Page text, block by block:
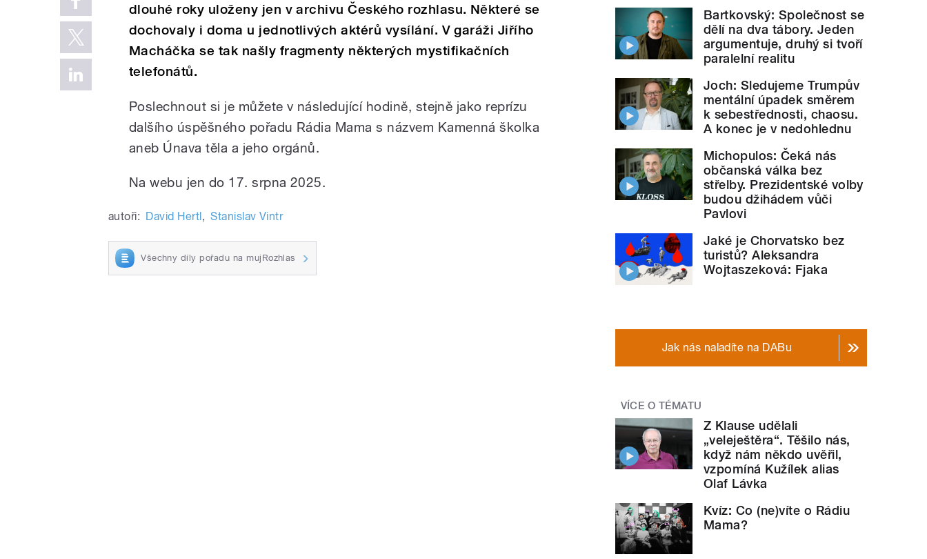
dlouhé roky uloženy jen v archivu Českého rozhlasu. Některé se
dochovaly i doma u jednotlivých aktérů vysílání. V garáži Jiřího
Macháčka se tak našly fragmenty některých mystifikačních
telefonátů.
Poslechnout si je můžete v následující hodině, stejně jako reprízu
dalšího úspěšného pořadu Rádia Mama s názvem Kamenná školka
aneb Únava těla a jeho orgánů.
Na webu jen do 17. srpna 2025.
autoři: David Hertl, Stanislav Vintr
Všechny díly pořadu na mujRozhlas
Bartkovský: Společnost se
dělí na dva tábory. Jeden
argumentuje, druhý si tvoří
paralelní realitu
Joch: Sledujeme Trumpův
mentální úpadek směrem
k sebestřednosti, chaosu.
A konec je v nedohlednu
Michopulos: Čeká nás
občanská válka bez
střelby. Prezidentské volby
budou džihádem vůči
Pavlovi
Jaké je Chorvatsko bez
turistů? Aleksandra
Wojtaszeková: Fjaka
Jak nás naladíte na DABu
VÍCE O TÉMATU
Z Klause udělali
„veleještěra“. Těšilo nás,
když nám někdo uvěřil,
vzpomíná Kužílek alias
Olaf Lávka
Kvíz: Co (ne)víte o Rádiu
Mama?